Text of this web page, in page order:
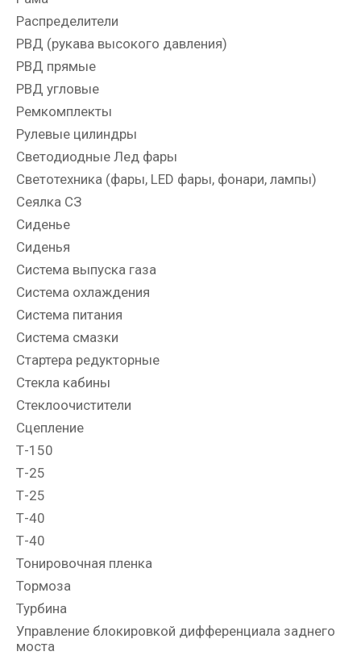
Распределители
РВД (рукава высокого давления)
РВД прямые
РВД угловые
Ремкомплекты
Рулевые цилиндры
Светодиодные Лед фары
Светотехника (фары, LED фары, фонари, лампы)
Сеялка СЗ
Сиденье
Сиденья
Система выпуска газа
Система охлаждения
Система питания
Система смазки
Стартера редукторные
Стекла кабины
Стеклоочистители
Сцепление
Т-150
Т-25
Т-25
Т-40
Т-40
Тонировочная пленка
Тормоза
Турбина
Управление блокировкой дифференциала заднего
моста